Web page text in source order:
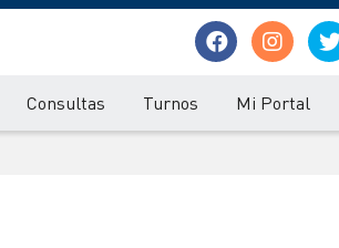
Consultas Turnos Mi Portal